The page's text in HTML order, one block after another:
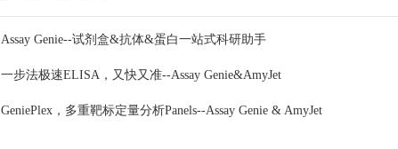
Assay Genie--试剂盒&抗体&蛋白一站式科研助手
一步法极速ELISA，又快又准--Assay Genie&AmyJet
GeniePlex，多重靶标定量分析Panels--Assay Genie & AmyJet